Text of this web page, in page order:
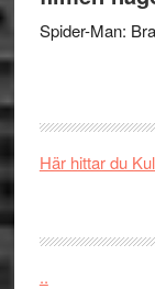
Spider-Man:
Här hittar du
..